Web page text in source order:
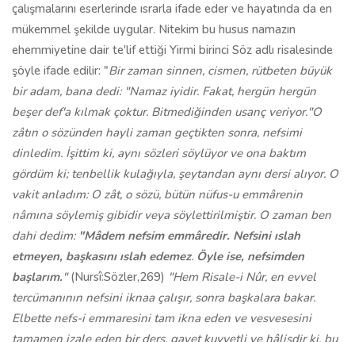
çalışmalarını eserlerinde ısrarla ifade eder ve hayatında da en
mükemmel şekilde uygular. Nitekim bu husus namazın
ehemmiyetine dair te'lif ettiği Yirmi birinci Söz adlı risalesinde
şöyle ifade edilir: "Bir zaman sinnen, cismen, rütbeten büyük
bir adam, bana dedi: "Namaz iyidir. Fakat, hergün hergün
beşer def'a kılmak çoktur. Bitmediğinden usanç veriyor."O
zâtın o sözünden hayli zaman geçtikten sonra, nefsimi
dinledim. İşittim ki, aynı sözleri söylüyor ve ona baktım
gördüm ki; tenbellik kulağıyla, şeytandan aynı dersi alıyor. O
vakit anladım: O zât, o sözü, bütün nüfus-u emmârenin
nâmına söylemiş gibidir veya söylettirilmiştir. O zaman ben
dahi dedim: "Mâdem nefsim emmâredir. Nefsini ıslah
etmeyen, başkasını ıslah edemez. Öyle ise, nefsimden
başlarım."(Nursî:Sözler,269) "Hem Risale-i Nûr, en evvel
tercümanının nefsini iknaa çalışır, sonra başkalara bakar.
Elbette nefs-i emmaresini tam ikna eden ve vesvesesini
tamamen izale eden bir ders, gayet kuvvetli ve hâlisdir ki, bu